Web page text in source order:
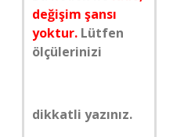
değişim şansı
yoktur. Lütfen
ölçülerinizi
dikkatli yazınız.